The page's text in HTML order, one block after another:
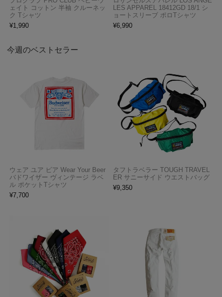
ェイト コットン 半袖 クルーネッ
ク Tシャツ
¥1,990
LES APPAREL 18412GD 18/1 シ
ョートスリーブ ポロTシャツ
¥6,990
今週のベストセラー
ウェア ユア ビア Wear Your Beer
バドワイザー ヴィンテージ ラベ
ル ポケットTシャツ
¥7,700
タフトラベラー TOUGH TRAVEL
ER サニーサイド ウエストバッグ
¥9,350